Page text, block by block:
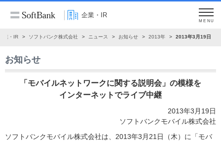
企業・IR
MENU
業・IR ソフトバンク株式会社 ニュース お知らせ 2013年 2013年3月19日
お知らせ
「モバイルネットワークに関する説明会」の模様を
インターネットでライブ中継
2013年3月19日
ソフトバンクモバイル株式会社
ソフトバンクモバイル株式会社は、2013年3月21日（木）に「モバ